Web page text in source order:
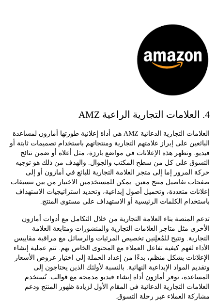
العلامات التجارية الدعائية AMZ هي أداة إعلانية طورتها أمازون لمساعدة
على إبراز علامتهم التجارية ومنتجاتهم باستخدام تصميمات ثابتة أو
وتظهر هذه الإعلانات في مواضع بارزة، مثل أعلاه أو ضمن نتائج
على كل من سطح المكتب والجوال. والهدف من ذلك هو توجيه
إما إلى متجر العلامة التجارية للبائع في أمازون أو إلى
تفاصيل منتج معين. يمكن للمستخدمين الاختيار من بين تنسيقات
متعددة، وتحميل أصول إبداعية، وتحديد استراتيجيات الاستهداف
الكلمات الرئيسية أو الاستهداف على مستوى المنتج.
بناء العلامة التجارية من خلال التكامل مع أدوات أمازون
مثل متاجر العلامات التجارية والمنشورات ومتابعة العلامة
وتتيح للمُعلِنين تخصيص المرئيات والرسائل مع مراقبة مقاييس
لفهم كيفية تفاعل العملاء مع المحتوى الخاص بهم. تتم عملية إنشاء
بشكل منظم، بدءًا من إعداد الحملة إلى اختيار عروض الأسعار
المواد الإبداعية النهائية. بالنسبة لأولئك الذين يحتاجون إلى
توفر أمازون أداة إنشاء فيديو مدمجة مع قوالب. تُستخدم
التجارية الدعائية في المقام الأول لزيادة ظهور المنتج ودعم
العملاء عبر رحلة التسوق.